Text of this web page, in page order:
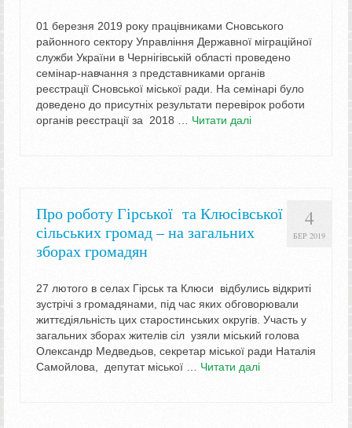
01 березня 2019 року працівниками Сновського
районного сектору Управління Державної міграційної
служби України в Чернігівській області проведено
семінар-навчання з представниками органів
реєстрації Сновської міської ради. На семінарі було
доведено до присутніх результати перевірок роботи
органів реєстрації за 2018 … Читати далі
4
БЕР 2019
Про роботу Гірської та Клюсівської
сільських громад – на загальних
зборах громадян
27 лютого в селах Гірськ та Клюси відбулись відкриті
зустрічі з громадянами, під час яких обговорювали
життєдіяльність цих старостинських округів. Участь у
загальних зборах жителів сіл узяли міський голова
Олександр Медведьов, секретар міської ради Наталія
Самойлова, депутат міської … Читати далі